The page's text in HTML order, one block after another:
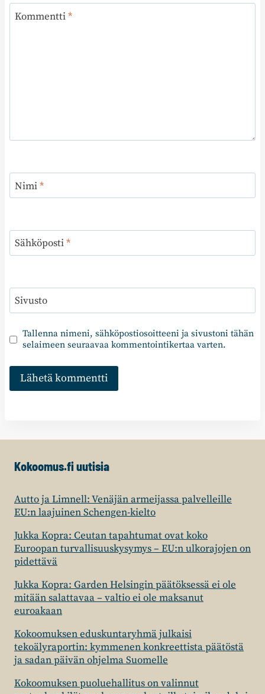
Kommentti*
Nimi*
Sähköposti*
Sivusto
Tallenna nimeni, sähköpostiosoitteeni ja sivustoni tähän
selaimeen seuraavaa kommentointikertaa varten.
Kokoomus.fi uutisia
Autto ja Limnell: Venäjän armeijassa palvelleille
EU:n laajuinen Schengen-kielto
Jukka Kopra: Ceutan tapahtumat ovat koko
Euroopan turvallisuuskysymys – EU:n ulkorajojen on
pidettävä
Jukka Kopra: Garden Helsingin päätöksessä ei ole
mitään salattavaa – valtio ei ole maksanut
euroakaan
Kokoomuksen eduskuntaryhmä julkaisi
tekoälyraportin: kymmenen konkreettista päätöstä
ja sadan päivän ohjelma Suomelle
Kokoomuksen puoluehallitus on valinnut